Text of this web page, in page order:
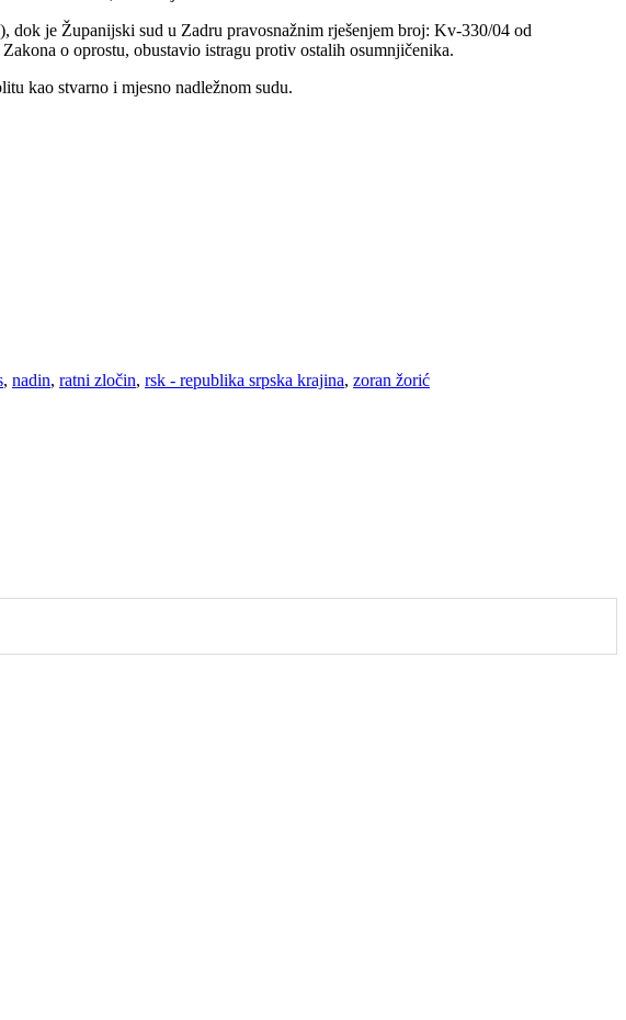
je Županijski sud u Zadru pravosnažnim rješenjem broj: Kv-330/04 od
o oprostu, obustavio istragu protiv ostalih osumnjičenika.
kao stvarno i mjesno nadležnom sudu.
, nadin, ratni zločin, rsk - republika srpska krajina, zoran žorić